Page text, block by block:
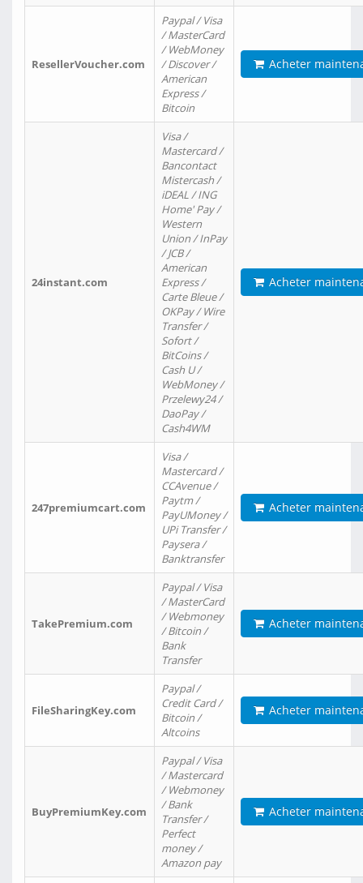
ResellerVoucher.com
Paypal / Visa
/ MasterCard
/ WebMoney
/ Discover /
American
Express /
Bitcoin
Acheter
24instant.com
Visa /
Mastercard /
Bancontact
Mistercash /
iDEAL / ING
Home' Pay /
Western
Union / InPay
/ JCB /
American
Express /
Carte Bleue /
OKPay / Wire
Transfer /
Sofort /
BitCoins /
Cash U /
WebMoney /
Przelewy24 /
DaoPay /
Cash4WM
Acheter
247premiumcart.com
Visa /
Mastercard /
CCAvenue /
Paytm /
PayUMoney /
UPi Transfer /
Paysera /
Banktransfer
Acheter
TakePremium.com
Paypal / Visa
/ MasterCard
/ Webmoney
/ Bitcoin /
Bank
Transfer
Acheter
FileSharingKey.com
Paypal /
Credit Card /
Bitcoin /
Altcoins
Acheter
BuyPremiumKey.com
Paypal / Visa
/ Mastercard
/ Webmoney
/ Bank
Transfer /
Perfect
money /
Amazon pay
Acheter